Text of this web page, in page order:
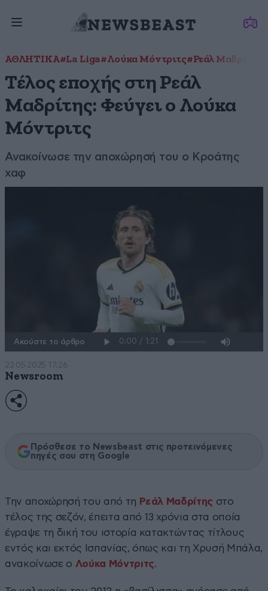
ΑΘΛΗΤΙΚΑ#La Liga#Λούκα Μόντριτς#Ρεάλ Μαδρίτης
Τέλος εποχής στη Ρεάλ
Μαδρίτης: Φεύγει ο Λούκα
Μόντριτς
Ανακοίνωσε την αποχώρησή του ο Κροάτης
χαφ
Ακούστε το άρθρο
22·05·2025 17:26
Newsroom
Πρόσθεσε το Newsbeast στις προτεινόμενες
πηγές σου στη Google
Την αποχώρησή του από τη Ρεάλ Μαδρίτης στο
τέλος της σεζόν, έπειτα από 13 χρόνια στα οποία
έγραψε τη δική του ιστορία κατακτώντας τίτλους
εντός και εκτός Ισπανίας, όπως και τη Χρυσή Μπάλα,
ανακοίνωσε ο Λούκα Μόντριτς.